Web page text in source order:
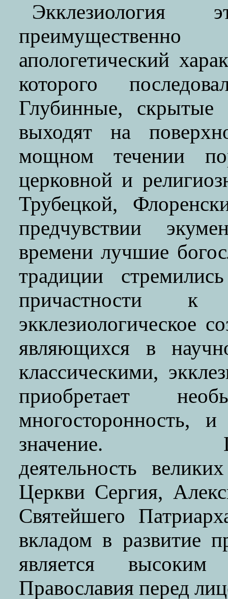
Экклезиология
апологетический
которого
Глубинные, скрытые
выходят на
мощном течении
церковной и
Трубецкой,
предчувствии
времени лучшие
традиции
причастности к
экклезиологическое
являющихся в
классическими,
приобретает
многосторонность,
значение.
деятельность
Церкви Сергия,
Святейшего
вкладом в развитие
является высоким
Православия перед